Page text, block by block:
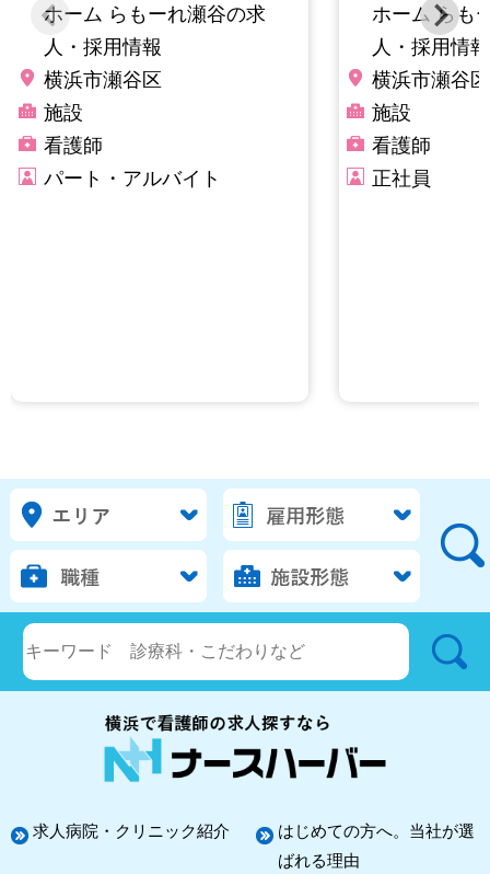
ホーム らもーれ瀬谷の求
人・採用情報
横浜市瀬谷区
施設
看護師
パート・アルバイト
ホーム らも
人・採用情報
横浜市瀬谷区
施設
看護師
正社員
求人病院・クリニック紹介
はじめての方へ。当社が選
ばれる理由